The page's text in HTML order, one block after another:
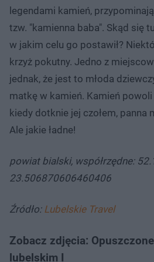
legendami kamień,
tzw. "kamienna baba". Skąd się
w jakim celu go postawił?
krzyż pokutny. Jedno z
jednak, że jest to młoda
matkę w kamień. Kamień
kiedy dotknie jej czołem, panna
Ale jakie ładne!
powiat bialski, współrzędne:
23.506870606460406
Źródło: Lubelskie Travel
Zobacz zdjęcia:
lubelskim I